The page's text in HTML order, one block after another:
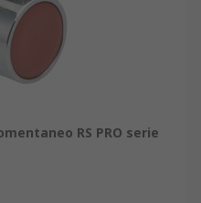
RS PRO serie